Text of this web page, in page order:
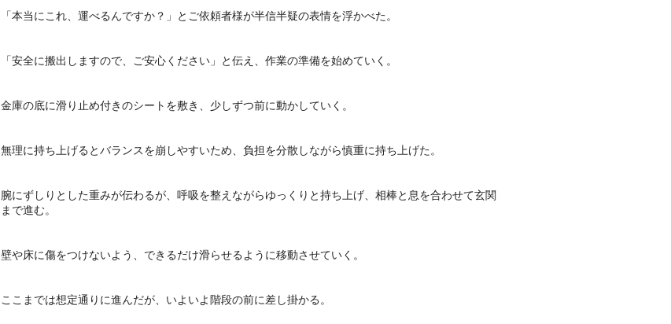
「本当にこれ、運べるんですか？」とご依頼者様が半信半疑の表情を浮かべた。
「安全に搬出しますので、ご安心ください」と伝え、作業の準備を始めていく。
金庫の底に滑り止め付きのシートを敷き、少しずつ前に動かしていく。
無理に持ち上げるとバランスを崩しやすいため、負担を分散しながら慎重に持ち上げた。
腕にずしりとした重みが伝わるが、呼吸を整えながらゆっくりと持ち上げ、相棒と息を合わせて玄関
まで進む。
壁や床に傷をつけないよう、できるだけ滑らせるように移動させていく。
ここまでは想定通りに進んだが、いよいよ階段の前に差し掛かる。